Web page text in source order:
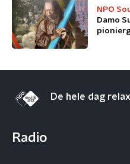
NPO
Damo
De hele dag
Radio